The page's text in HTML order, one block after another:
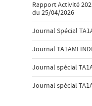
Rapport Activité
du 25/04/2026
Journal Spécial
Journal TA1AMI
Journal spécial
Journal spécial